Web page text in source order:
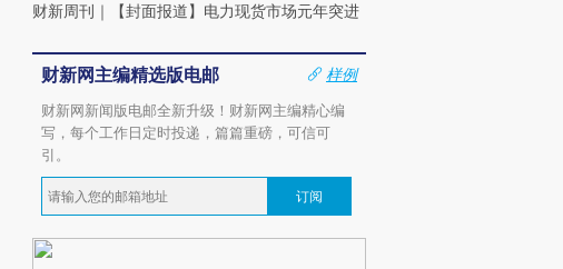
财新周刊 ｜ 【封面报道】电力现货市场元年突进
财新网主编精选版电邮
样例
财新网新闻版电邮全新升级！财新网主编精心编
写，每个工作日定时投递，篇篇重磅，可信可
引。
订阅